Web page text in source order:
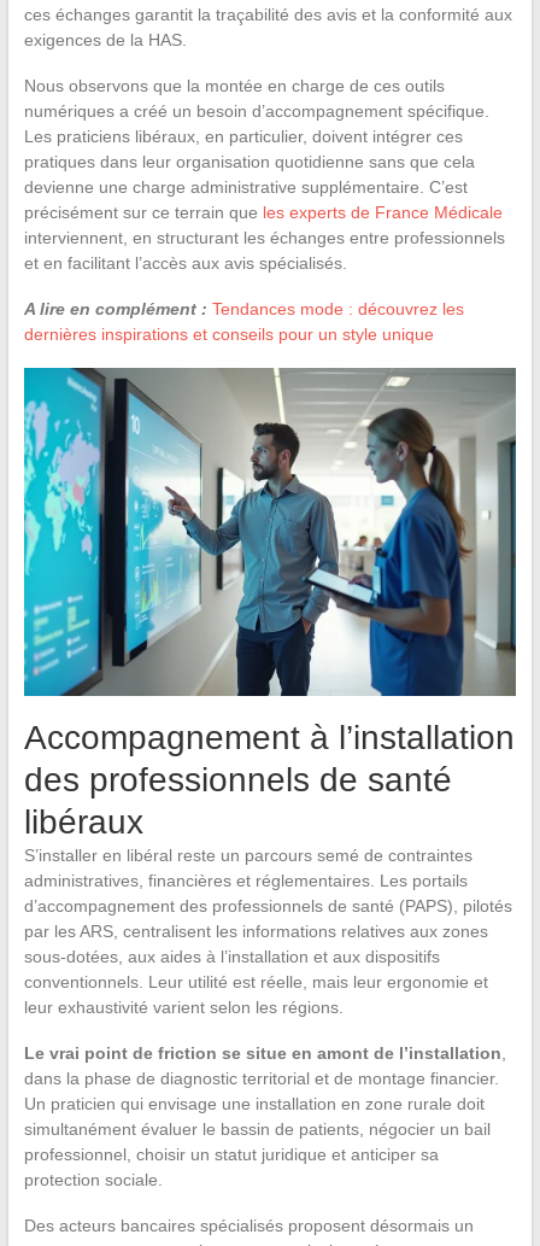
ces échanges garantit la traçabilité des avis et la conformité aux
exigences de la HAS.
Nous observons que la montée en charge de ces outils
numériques a créé un besoin d’accompagnement spécifique.
Les praticiens libéraux, en particulier, doivent intégrer ces
pratiques dans leur organisation quotidienne sans que cela
devienne une charge administrative supplémentaire. C’est
précisément sur ce terrain que les experts de France Médicale
interviennent, en structurant les échanges entre professionnels
et en facilitant l’accès aux avis spécialisés.
A lire en complément : Tendances mode : découvrez les
dernières inspirations et conseils pour un style unique
Accompagnement à l’installation
des professionnels de santé
libéraux
S’installer en libéral reste un parcours semé de contraintes
administratives, financières et réglementaires. Les portails
d’accompagnement des professionnels de santé (PAPS), pilotés
par les ARS, centralisent les informations relatives aux zones
sous-dotées, aux aides à l’installation et aux dispositifs
conventionnels. Leur utilité est réelle, mais leur ergonomie et
leur exhaustivité varient selon les régions.
Le vrai point de friction se situe en amont de l’installation,
dans la phase de diagnostic territorial et de montage financier.
Un praticien qui envisage une installation en zone rurale doit
simultanément évaluer le bassin de patients, négocier un bail
professionnel, choisir un statut juridique et anticiper sa
protection sociale.
Des acteurs bancaires spécialisés proposent désormais un